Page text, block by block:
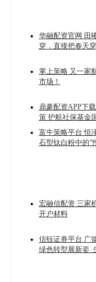
华融配资官网 田
穿，直接把春天
掌上策略 又一家
市场！
鼎豪配资APP下
策 护航社保基金
富牛策略平台 恒
石型钛白粉中的“
宏融信配资 三家
开户材料
信钰证券平台 广
绿色转型展新姿_